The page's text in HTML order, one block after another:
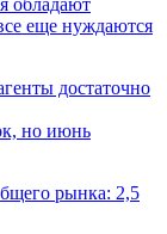
обладают
еще нуждаются
но июнь
рынка: 2,5